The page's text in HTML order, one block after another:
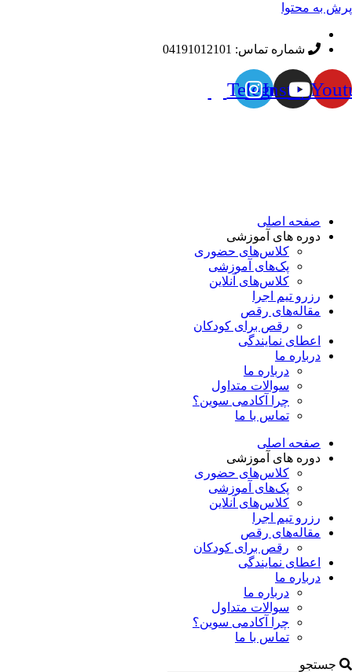
پرش به محتوا
شماره‌ تماس: 04191012101
Instagram
Telegram
صفحه اصلی
دوره های آموزشی
کلاس‌های حضوری
پک‌های آموزشی
کلاس‌های آنلاین
رزرو تیم اجرا
مقاله‌های رقص
رقص برای کودکان
اعطای نمایندگی
درباره ما
درباره ما
سوالات متداول
چرا آکادمی سوین؟
تماس با ما
صفحه اصلی
دوره های آموزشی
کلاس‌های حضوری
پک‌های آموزشی
کلاس‌های آنلاین
رزرو تیم اجرا
مقاله‌های رقص
رقص برای کودکان
اعطای نمایندگی
درباره ما
درباره ما
سوالات متداول
چرا آکادمی سوین؟
تماس با ما
جستجو